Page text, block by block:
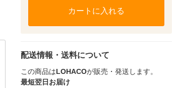
カートに入れる
配送情報・送料について
この商品はLOHACOが販売・発送します。
最短翌日お届け